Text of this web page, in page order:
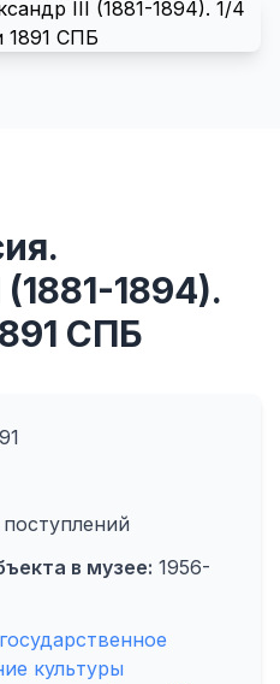
1894).
СПБ
в музее: 1956-
культуры